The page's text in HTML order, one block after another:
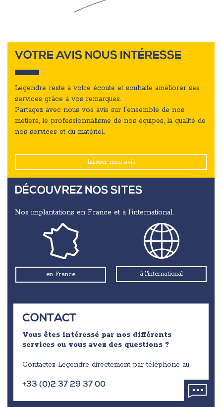
VOTRE AVIS NOUS INTÉRESSE
Legendre reste à votre écoute et souhaite améliorer ses
services grâce à vos remarques.
Partagez avec nous vos avis sur l'ensemble de nos
métiers, le professionnalisme de nos équipes, la qualité de
nos services et du matériel.
Laisser mon avis
DÉCOUVREZ NOS SITES
Nos implantations en France et à l'international.
en France à l'international
CONTACT
Vous êtes intéressé par nos différents
services ou vous avez des questions ?
Contactez Legendre directement par téléphone au
+33 (0)2 37 29 37 00